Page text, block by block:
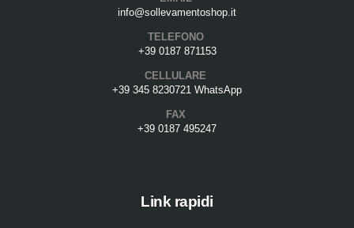
info@sollevamentoshop.it
TELEFONO
+39 0187 871153
CELLULARE
+39 345 8230721 WhatsApp
FAX
+39 0187 495247
Link rapidi